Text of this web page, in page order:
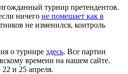
турнир претендентов.
ничего не помешает как в
не изменился, контроль
о турнире здесь. Все партии
времени на нашем сайте.
и 25 апреля.